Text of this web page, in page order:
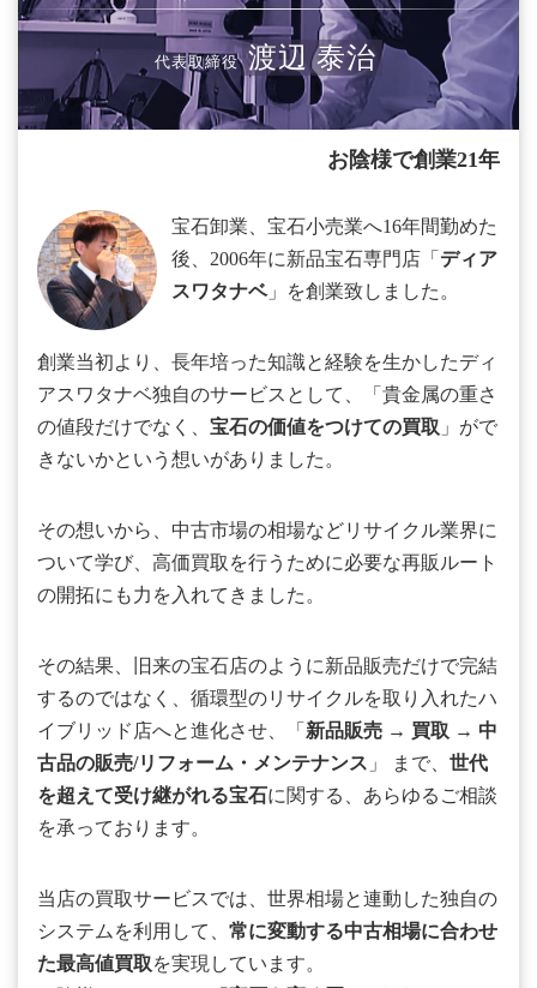
代表取締役 渡辺 泰治
お陰様で創業21年
宝石卸業、宝石小売業へ16年間勤めた
後、2006年に新品宝石専門店「 ディア
スワタナベ」を創業致しました。
創業当初より、長年培った知識と経験を生かしたディ
アスワタナベ独自のサービスとして、「貴金属の重さ
の値段だけでなく、 宝石の価値をつけての買取 」がで
きないかという想いがありました。
その想いから、中古市場の相場などリサイクル業界に
ついて学び、高価買取を行うために必要な再販ルート
の開拓にも力を入れてきました。
その結果、旧来の宝石店のように新品販売だけで完結
するのではなく、循環型のリサイクルを取り入れたハ
イブリッド店へと進化させ、「 新品販売 → 買取 → 中
古品の販売/リフォーム・メンテナンス 」 まで、 世代
を超えて受け継がれる宝石に関する、あらゆるご相談
を承っております。
当店の買取サービスでは、世界相場と連動した独自の
システムを利用して、 常に変動する中古相場に合わせ
た最高値買取を実現しています。